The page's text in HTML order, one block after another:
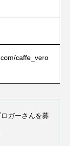
caffe_vero
ガーさんを募